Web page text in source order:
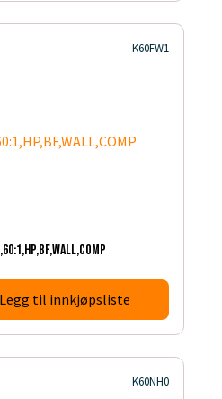
K60FW1
Legg til innkjøpsliste
K60NH0